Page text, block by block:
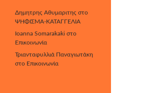
Δημητρης Αθυμαριτης στο
ΨΗΦΙΣΜΑ-ΚΑΤΑΓΓΕΛΙΑ
Ioanna Somarakaki στο
Επικοινωνία
Τριανταφυλλιά Παναγιωτάκη
στο Επικοινωνία